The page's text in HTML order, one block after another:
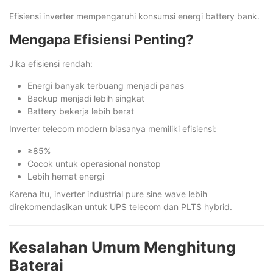
Efisiensi inverter mempengaruhi konsumsi energi battery bank.
Mengapa Efisiensi Penting?
Jika efisiensi rendah:
Energi banyak terbuang menjadi panas
Backup menjadi lebih singkat
Battery bekerja lebih berat
Inverter telecom modern biasanya memiliki efisiensi:
≥85%
Cocok untuk operasional nonstop
Lebih hemat energi
Karena itu, inverter industrial pure sine wave lebih
direkomendasikan untuk UPS telecom dan PLTS hybrid.
Kesalahan Umum Menghitung
Baterai